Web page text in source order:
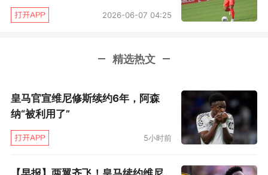
一个个冰冷的奖项。他曾在麦迪逊广场花园独得
的单节得分纪录，曾在奥运赛场面对尼日利亚男
万花筒，三威胁干拔跳投已经成为艺术，投中三
分之后手指顶头的庆祝动作是永远的经典。
在宣布退役的视频后半段，安东尼谈到了什么才
是自己的生涯成就和遗赠，他把答案落在了自己
2026-06-07 04:25
精选热文
皇马官宣维尼修斯续约6年，阿森
纳“被利用了”
5小时前